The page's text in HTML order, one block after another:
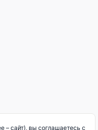
– сайт), вы соглашаетесь с